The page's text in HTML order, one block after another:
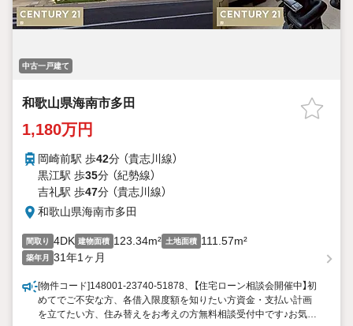
中古一戸建て
和歌山県海南市多田
1,180万円
岡崎前駅 歩42分 （貴志川線）
黒江駅 歩35分 （紀勢線）
吉礼駅 歩47分 （貴志川線）
和歌山県海南市多田
間取り 4DK 建物面積 123.34m² 土地面積 111.57m²
築年月 31年1ヶ月
[物件コード]148001-23740-51878、【住宅ローン相談会開催中】初
めてでご不安な方、各借入限度額を知りたい方資金・支払い計画
を立てたい方、住み替えをお考えの方無料相談受付中です♪お気軽